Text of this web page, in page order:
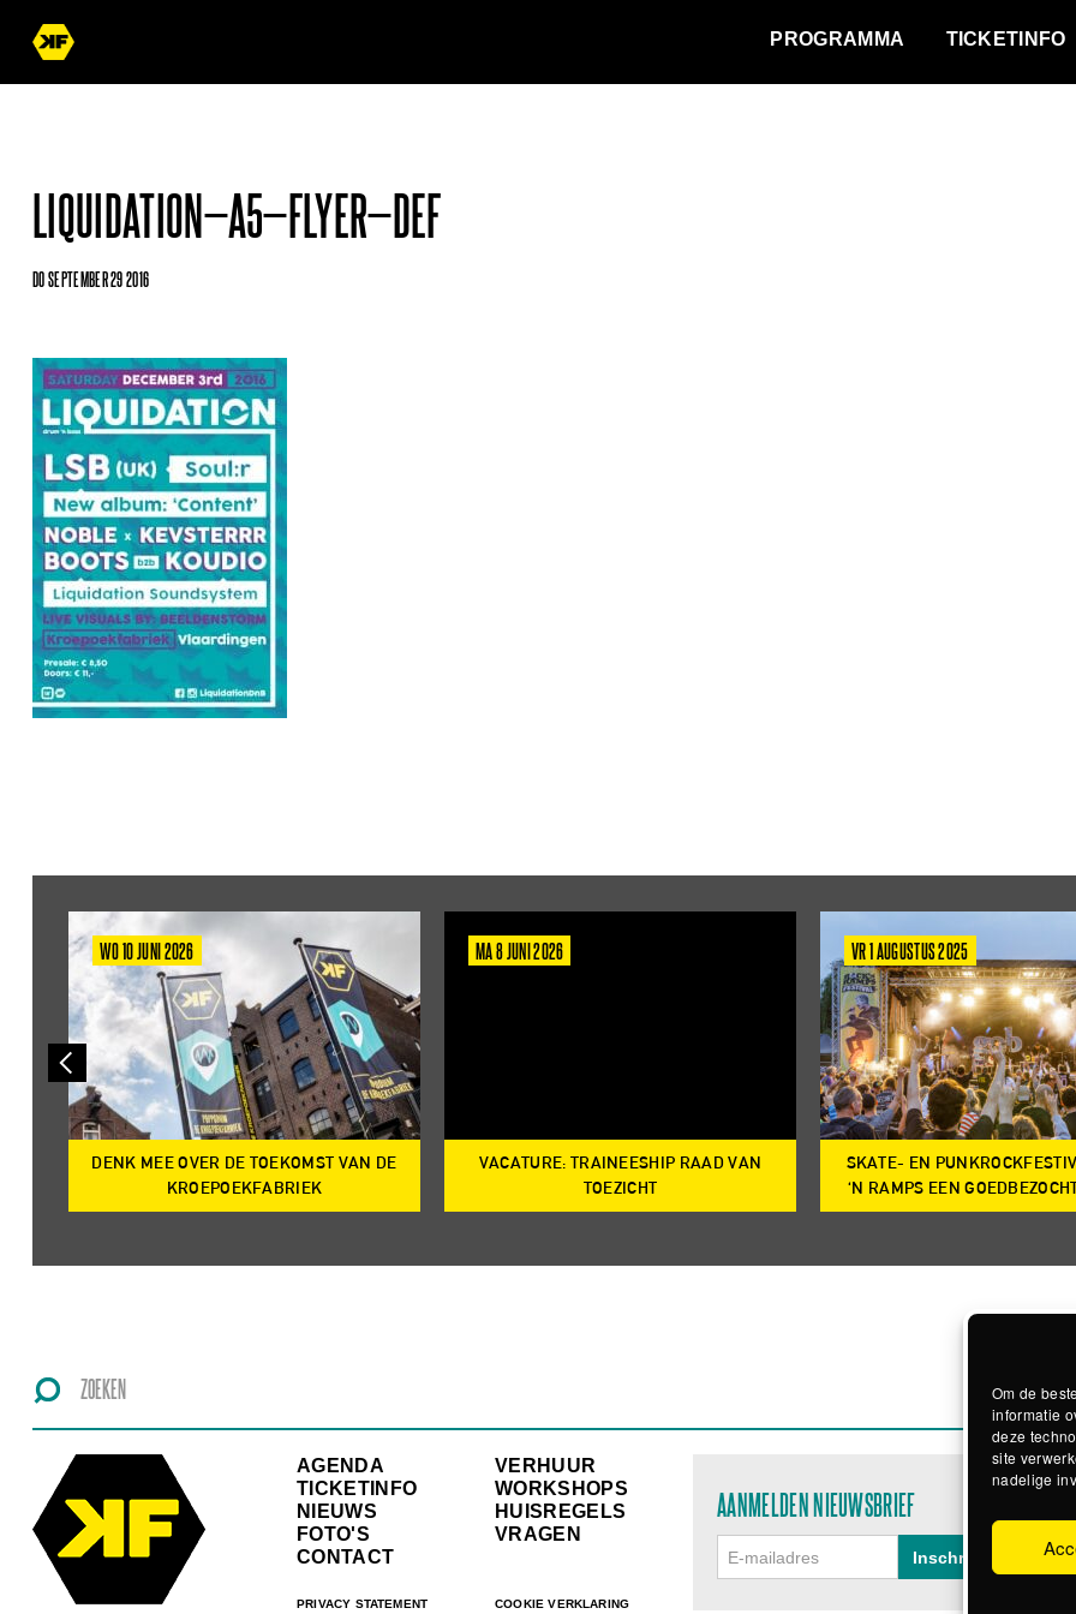
Om de
informatie
deze
site
nadelige
PROGRAMMA TICKETINFO
LIQUIDATION—A5—FLYER—DEF
DO SEPTEMBER 29 2016
WO 10 JUNI 2026
DENK MEE OVER DE TOEKOMST VAN DE
KROEPOEKFABRIEK
MA 8 JUNI 2026
VACATURE: TRAINEESHIP RAAD VAN
TOEZICHT
VR 1 AUGUSTUS 2025
SKATE- EN
‘N RAMPS EEN
AGENDA
TICKETINFO
NIEUWS
FOTO'S
CONTACT
PRIVACY STATEMENT
VERHUUR
WORKSHOPS
HUISREGELS
VRAGEN
COOKIE VERKLARING
AANMELDEN NIEUWSBRIEF